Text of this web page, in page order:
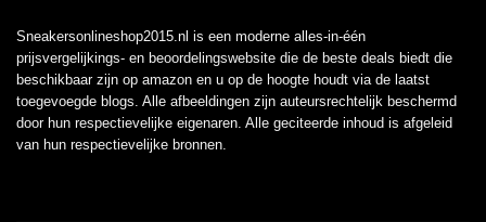
Sneakersonlineshop2015.nl is een moderne alles-in-één
prijsvergelijkings- en beoordelingswebsite die de beste deals biedt die
beschikbaar zijn op amazon en u op de hoogte houdt via de laatst
toegevoegde blogs. Alle afbeeldingen zijn auteursrechtelijk beschermd
door hun respectievelijke eigenaren. Alle geciteerde inhoud is afgeleid
van hun respectievelijke bronnen.